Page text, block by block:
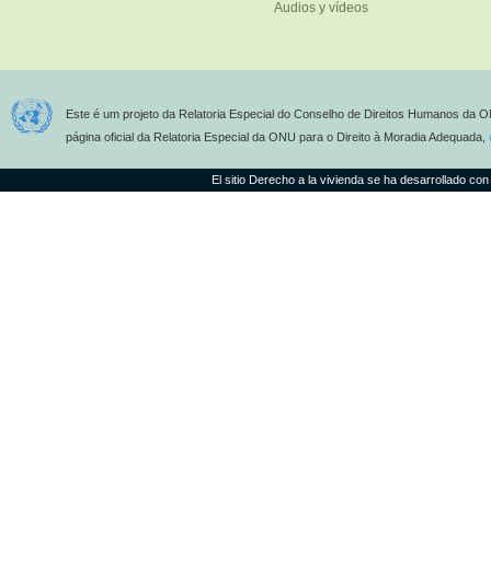
Audios y vídeos
Este é um projeto da Relatoria Especial do Conselho de Direitos Humanos da
página oficial da Relatoria Especial da ONU para o Direito à Moradia Adequada,
El sitio Derecho a la vivienda se ha desarrollado